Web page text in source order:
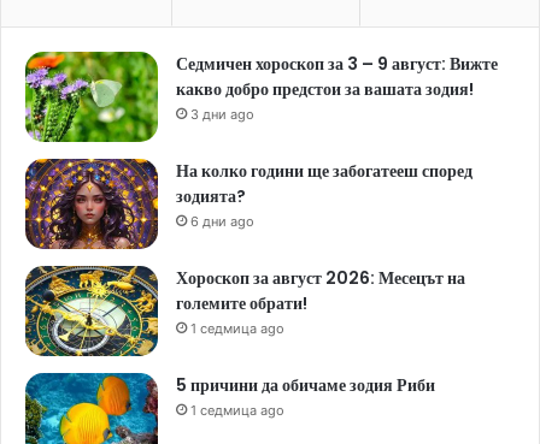
Седмичен хороскоп за 3 – 9 август: Вижте
какво добро предстои за вашата зодия!
3 дни ago
На колко години ще забогатееш според
зодията?
6 дни ago
Хороскоп за август 2026: Месецът на
големите обрати!
1 седмица ago
5 причини да обичаме зодия Риби
1 седмица ago